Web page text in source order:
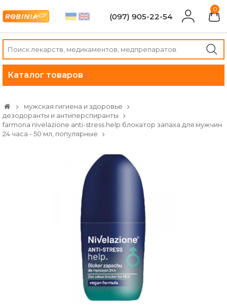
(097) 905-22-54
0
Каталог товаров
мужская гигиена и здоровье
дезодоранты и антиперспиранты
farmona nivelazione anti-stress help блокатор запаха для мужчин
24 часа - 50 мл, популярные